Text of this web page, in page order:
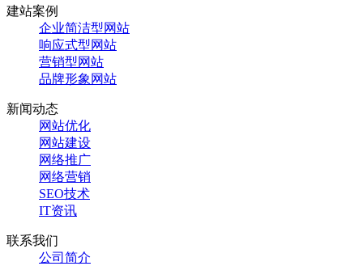
建站案例
企业简洁型网站
响应式型网站
营销型网站
品牌形象网站
新闻动态
网站优化
网站建设
网络推广
网络营销
SEO技术
IT资讯
联系我们
公司简介